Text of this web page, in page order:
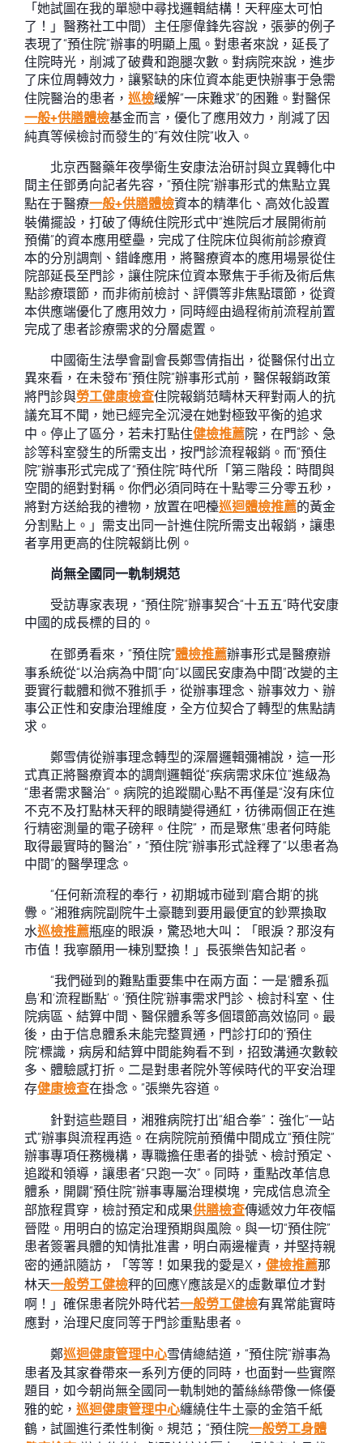
「她試圖在我的單戀中尋找邏輯結構！天秤座太可怕
了！」醫務社工中間）主任廖偉鋒先容說，張夢的例子
表現了“預住院”辦事的明顯上風。對患者來說，延長了
住院時光，削減了破費和跑腿次數。對病院來說，進步
了床位周轉效力，讓緊缺的床位資本能更快辦事于急需
住院醫治的患者， 巡檢緩解“一床難求”的困難。對醫保
一般+供膳體檢基金而言，優化了應用效力，削減了因
純真等候檢討而發生的“有效住院”收入。
北京西醫藥年夜學衛生安康法治研討與立異轉化中
間主任鄧勇向記者先容，“預住院”辦事形式的焦點立異
點在于醫療一般+供膳體檢資本的精準化、高效化設置
裝備擺設，打破了傳統住院形式中“進院后才展開術前
預備”的資本應用壁壘，完成了住院床位與術前診療資
本的分別調劑、錯峰應用，將醫療資本的應用場景從住
院部延長至門診，讓住院床位資本聚焦于手術及術后焦
點診療環節，而非術前檢討、評價等非焦點環節，從資
本供應端優化了應用效力，同時經由過程術前流程前置
完成了患者診療需求的分層處置。
中國衛生法學會副會長鄭雪倩指出，從醫保付出立
異來看，在未發布“預住院”辦事形式前，醫保報銷政策
將門診與勞工健康檢查住院報銷范疇林天秤對兩人的抗
議充耳不聞，她已經完全沉浸在她對極致平衡的追求
中。停止了區分，若未打點住健檢推薦院，在門診、急
診等科室發生的所需支出，按門診流程報銷。而“預住
院”辦事形式完成了“預住院”時代所「第三階段：時間與
空間的絕對對稱。你們必須同時在十點零三分零五秒，
將對方送給我的禮物，放置在吧檯巡迴體檢推薦的黃金
分割點上。」需支出同一計進住院所需支出報銷，讓患
者享用更高的住院報銷比例。
尚無全國同一軌制規范
受訪專家表現，“預住院”辦事契合“十五五”時代安康
中國的成長標的目的。
在鄧勇看來，“預住院”體檢推薦辦事形式是醫療辦
事系統從“以治病為中間”向“以國民安康為中間”改變的主
要實行載體和微不雅抓手，從辦事理念、辦事效力、辦
事公正性和安康治理維度，全方位契合了轉型的焦點請
求。
鄭雪倩從辦事理念轉型的深層邏輯彌補說，這一形
式真正將醫療資本的調劑邏輯從“疾病需求床位”進級為
“患者需求醫治”。病院的追蹤關心點不再僅是“沒有床位
不克不及打點林天秤的眼睛變得通紅，彷彿兩個正在進
行精密測量的電子磅秤。住院”，而是聚焦“患者何時能
取得最實時的醫治”，“預住院”辦事形式詮釋了“以患者為
中間”的醫學理念。
“任何新流程的奉行，初期城市碰到‘磨合期’的挑
釁。”湘雅病院副院牛土豪聽到要用最便宜的鈔票換取
水巡檢推薦瓶座的眼淚，驚恐地大叫：「眼淚？那沒有
市值！我寧願用一棟別墅換！」長張樂告知記者。
“我們碰到的難點重要集中在兩方面：一是‘體系孤
島’和‘流程斷點’。‘預住院’辦事需求門診、檢討科室、住
院病區、結算中間、醫保體系等多個環節高效協同。最
後，由于信息體系未能完整買通，門診打印的‘預住
院’標識，病房和結算中間能夠看不到，招致溝通次數較
多、體驗感打折。二是對患者院外等候時代的平安治理
存健康檢查在掛念。”張樂先容道。
針對這些題目，湘雅病院打出“組合拳”：強化“一站
式”辦事與流程再造。在病院院前預備中間成立“預住院”
辦事專項任務機構，專職擔任患者的掛號、檢討預定、
追蹤和領導，讓患者“只跑一次”。同時，重點改革信息
體系，開闢“預住院”辦事專屬治理模塊，完成信息流全
部旅程貫穿，檢討預定和成果供膳檢查傳遞效力年夜幅
晉陞。用明白的協定治理預期與風險。與一切“預住院”
患者簽署具體的知情批准書，明白兩邊權責，并堅持親
密的通訊隨訪，「等等！如果我的愛是X， 健檢推薦那
林天一般勞工健檢秤的回應Y應該是X的虛數單位才對
啊！」確保患者院外時代若一般勞工健檢有異常能實時
應對，治理尺度同等于門診重點患者。
鄭巡迴健康管理中心雪倩總結道，“預住院”辦事為
患者及其家眷帶來一系列方便的同時，也面對一些實際
題目，如今朝尚無全國同一軌制她的蕾絲絲帶像一條優
雅的蛇， 巡迴健康管理中心纏繞住牛土豪的金箔千紙
鶴，試圖進行柔性制衡。規范；“預住院一般勞工身體